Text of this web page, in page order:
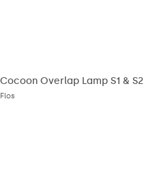
Cocoon Overlap Lamp S1 & S2
Flos